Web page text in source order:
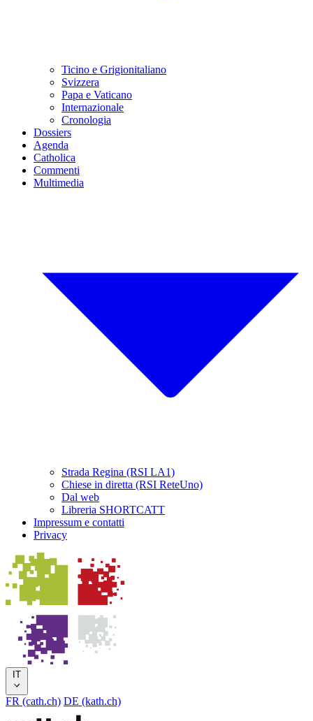
Ticino e Grigionitaliano
Svizzera
Papa e Vaticano
Internazionale
Cronologia
Dossiers
Agenda
Catholica
Commenti
Multimedia
Strada Regina (RSI LA1)
Chiese in diretta (RSI ReteUno)
Dal web
Libreria SHORTCATT
Impressum e contatti
Privacy
IT
FR (cath.ch) DE (kath.ch)